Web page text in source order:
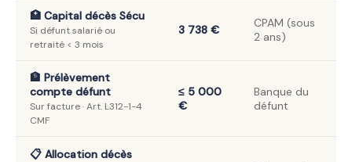
🏥 Capital décès Sécu
Si défunt salarié ou
retraité < 3 mois
3 738 €
CPAM (sous
2 ans)
🏦 Prélèvement
compte défunt
Sur facture · Art. L312-1-4
CMF
≤ 5 000
€
Banque du
défunt
📋 Allocation décès